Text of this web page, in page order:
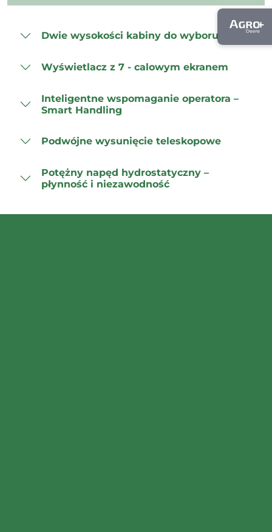
Dwie wysokości kabiny do wyboru
Wyświetlacz z 7 - calowym ekranem
Inteligentne wspomaganie operatora –
Smart Handling
Podwójne wysunięcie teleskopowe
Potężny napęd hydrostatyczny –
płynność i niezawodność